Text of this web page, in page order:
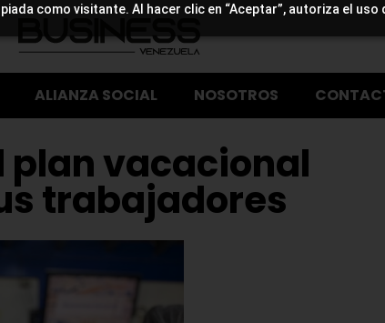
como visitante. Al hacer clic en “Aceptar”, autoriza el uso
ALIANZA SOCIAL NOSOTROS
plan vacacional
trabajadores